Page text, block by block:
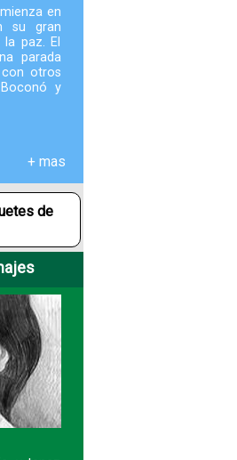
en
su gran
paz. El
parada
otros
y
+ mas
de